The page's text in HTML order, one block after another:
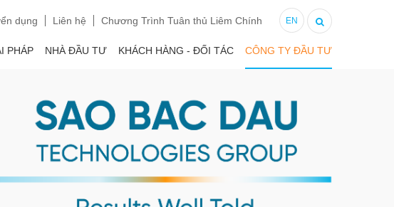
dụng Liên hệ Chương Trình Tuân thủ Liêm Chính EN
PHÁP NHÀ ĐẦU TƯ KHÁCH HÀNG - ĐỐI TÁC CÔNG TY ĐẦU TƯ